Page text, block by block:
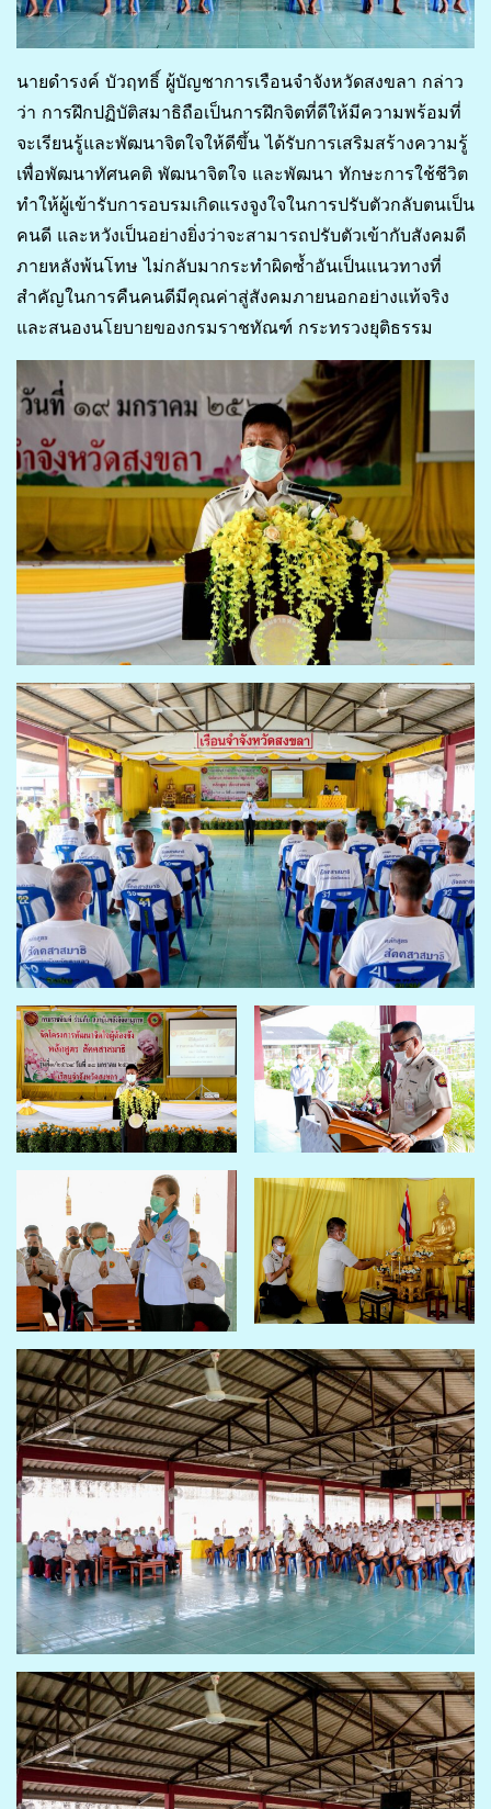
นายดำรงค์ บัวฤทธิ์ ผู้บัญชาการเรือนจำจังหวัดสงขลา กล่าว
ว่า การฝึกปฏิบัติสมาธิถือเป็นการฝึกจิตที่ดีให้มีความพร้อมที่
จะเรียนรู้และพัฒนาจิตใจให้ดีขึ้น ได้รับการเสริมสร้างความรู้
เพื่อพัฒนาทัศนคติ พัฒนาจิตใจ และพัฒนา ทักษะการใช้ชีวิต
ทำให้ผู้เข้ารับการอบรมเกิดแรงจูงใจในการปรับตัวกลับตนเป็น
คนดี และหวังเป็นอย่างยิ่งว่าจะสามารถปรับตัวเข้ากับสังคมดี
ภายหลังพ้นโทษ ไม่กลับมากระทำผิดซ้ำอันเป็นแนวทางที่
สำคัญในการคืนคนดีมีคุณค่าสู่สังคมภายนอกอย่างแท้จริง
และสนองนโยบายของกรมราชทัณฑ์ กระทรวงยุติธรรม